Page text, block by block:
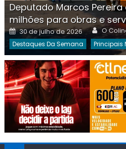
Deputado Marcos Pereira
milhões para obras e
Posted
on
30 de julho de 2026 Author
O
Destaques Da Semana Principais